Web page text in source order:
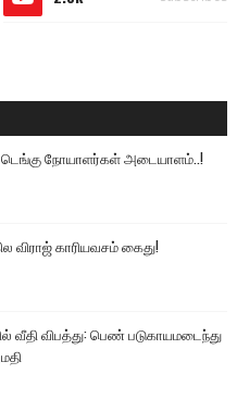
டெங்கு நோயாளர்கள் அடையாளம்..!
காரியவசம் கைது!
வீதி விபத்து: பெண் படுகாயமடைந்து